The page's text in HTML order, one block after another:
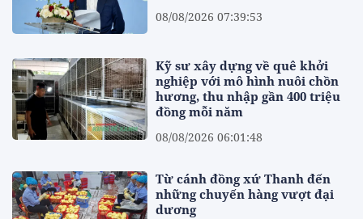
08/08/2026 07:39:53
Kỹ sư xây dựng về quê khởi
nghiệp với mô hình nuôi chồn
hương, thu nhập gần 400 triệu
đồng mỗi năm
08/08/2026 06:01:48
Từ cánh đồng xứ Thanh đến
những chuyến hàng vượt đại
dương